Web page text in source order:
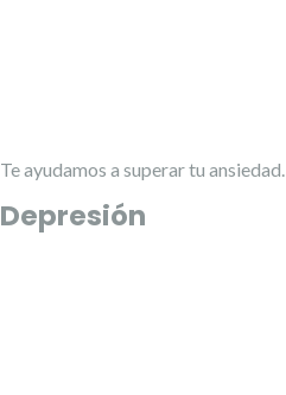
Te ayudamos a superar tu ansiedad.
Depresión